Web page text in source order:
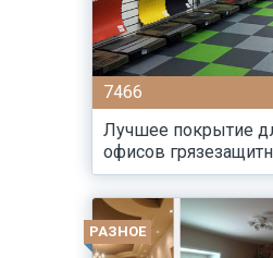
7466
Лучшее покрытие
офисов
РАЗНОЕ